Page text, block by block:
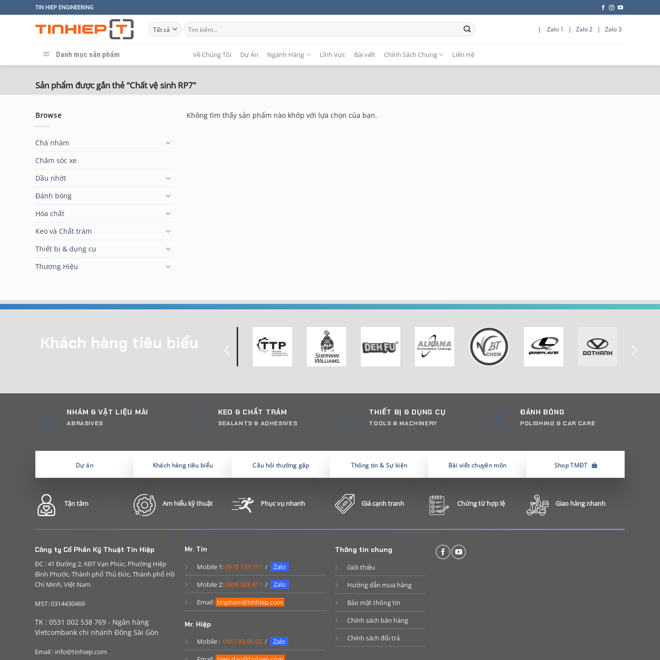
qua
TIN HIEP ENGINEERING
Tìm
kiếm:
| Zalo 1 | Zalo 2 | Zalo 3
Danh mục sản phẩm Về Chúng Tôi Dự Án Ngành Hàng Lĩnh Vực Bài viết Chính Sách Chung Liên Hệ
Sản phẩm được gắn thẻ “Chất vệ sinh RP7”
Browse
Chà nhám
Chăm sóc xe
Dầu nhớt
Đánh bóng
Hóa chất
Keo và Chất trám
Thiết bị & dụng cụ
Thương Hiệu
Không tìm thấy sản phẩm nào khớp với lựa chọn của bạn.
Khách hàng tiêu biểu
NHÁM & VẬT LIỆU MÀI
ABRASIVES
KEO & CHẤT TRÁM
SEALANTS & ADHESIVES
THIẾT BỊ & DỤNG CỤ
TOOLS & MACHINERY
ĐÁNH BÓNG
POLISHING & CAR CARE
Dự án Khách hàng tiêu biểu Câu hỏi thường gặp Thông tin & Sự kiện Bài viết chuyên môn Shop TMĐT
Tận tâm Am hiểu kỹ thuật Phục vụ nhanh Giá cạnh tranh Chứng từ hợp lệ Giao hàng nhanh
Công ty Cổ Phần Kỹ Thuật Tín Hiệp
ĐC : 41 Đường 2, KĐT Vạn Phúc, Phường Hiệp
Bình Phước, Thành phố Thủ Đức, Thành phố Hồ
Chí Minh, Việt Nam
MST: 0314430469
TK : 0531 002 538 769 - Ngân hàng
Vietcombank chi nhánh Đông Sài Gòn
Email : info@tinhiep.com
Mr. Tín
Mobile 1:0978 133 711 /
Zalo
Mobile 2:0909 923 811 /
Zalo
Email: tinpham@tinhiep.com
Mr. Hiệp
Mobile :0917 93 95 92 /
Zalo
Thông tin chung
Giới thiệu
Hướng dẫn mua hàng
Bảo mật thông tin
Chính sách bán hàng
Chính sách đổi trả